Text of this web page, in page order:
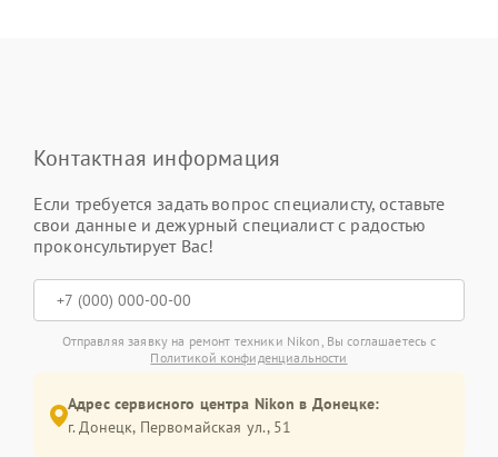
Контактная информация
Если требуется задать вопрос специалисту, оставьте
свои данные и дежурный специалист с радостью
проконсультирует Вас!
Отправляя заявку на ремонт техники Nikon, Вы соглашаетесь с
Политикой конфиденциальности
Адрес сервисного центра Nikon в Донецке:
г. Донецк, Первомайская ул., 51